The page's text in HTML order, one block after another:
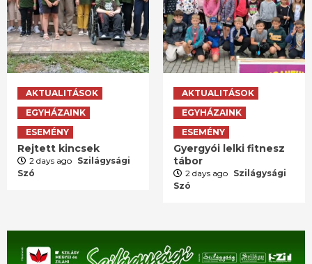
AKTUALITÁSOK
EGYHÁZAINK
ESEMÉNY
Rejtett kincsek
2 days ago Szilágysági
Szó
AKTUALITÁSOK
EGYHÁZAINK
ESEMÉNY
Gyergyói lelki fitnesz
tábor
2 days ago Szilágysági
Szó